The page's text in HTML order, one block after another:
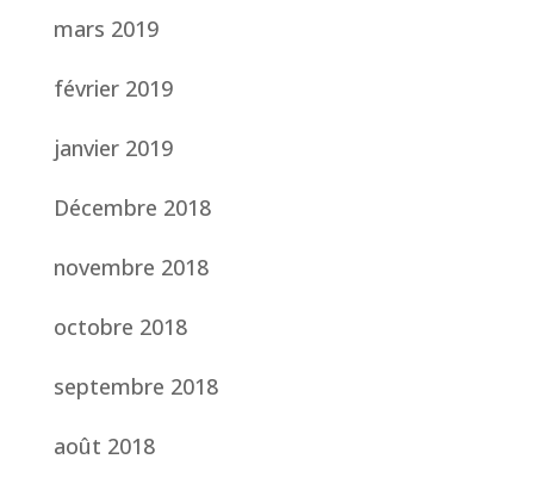
mars 2019
février 2019
janvier 2019
Décembre 2018
novembre 2018
octobre 2018
septembre 2018
août 2018